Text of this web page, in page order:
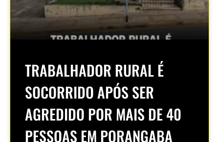
TRABALHADOR RURAL É
SOCORRIDO APÓS SER
AGREDIDO POR MAIS DE 40
PESSOAS EM PORANGABA